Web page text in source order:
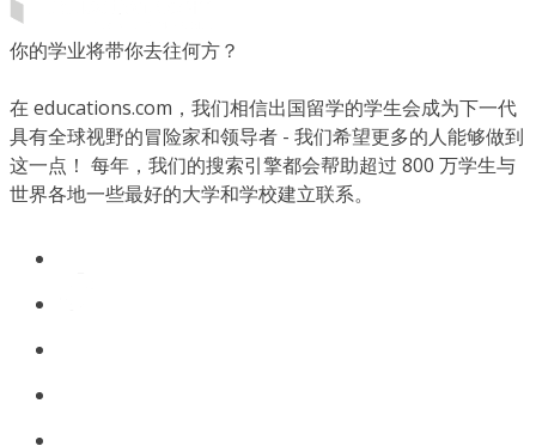
你的学业将带你去往何方？
在 educations.com，我们相信出国留学的学生会成为下一代
具有全球视野的冒险家和领导者 - 我们希望更多的人能够做到
这一点！ 每年，我们的搜索引擎都会帮助超过 800 万学生与
世界各地一些最好的大学和学校建立联系。